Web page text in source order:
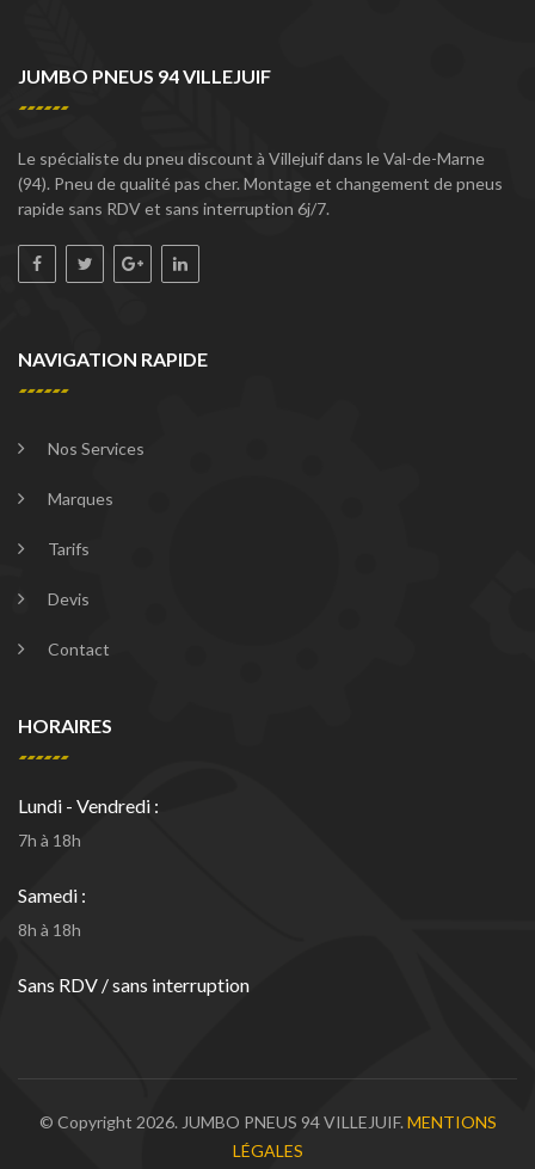
JUMBO PNEUS 94 VILLEJUIF
Le spécialiste du pneu discount à Villejuif dans le Val-de-Marne
(94). Pneu de qualité pas cher. Montage et changement de pneus
rapide sans RDV et sans interruption 6j/7.
NAVIGATION RAPIDE
Nos Services
Marques
Tarifs
Devis
Contact
HORAIRES
Lundi - Vendredi :
7h à 18h
Samedi :
8h à 18h
Sans RDV / sans interruption
© Copyright 2026. JUMBO PNEUS 94 VILLEJUIF. MENTIONS
LÉGALES